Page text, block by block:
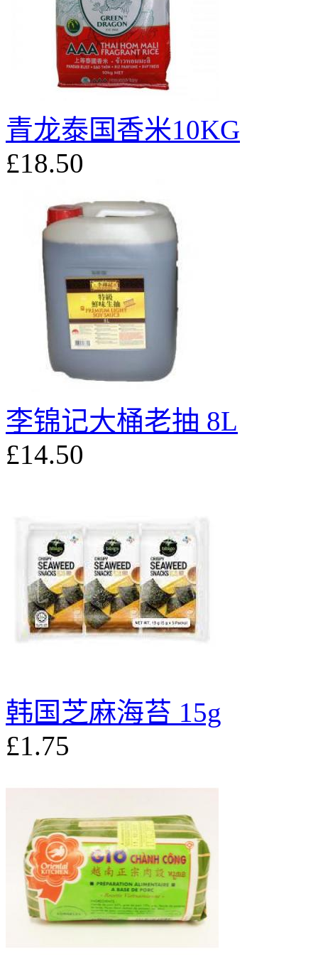
青龙泰国香米10KG
£18.50
李锦记大桶老抽 8L
£14.50
韩国芝麻海苔 15g
£1.75